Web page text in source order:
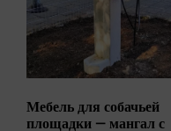
Мебель для собачьей
площадки — мангал с